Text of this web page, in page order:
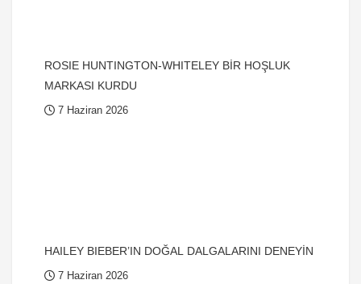
ROSIE HUNTINGTON-WHITELEY BİR HOŞLUK
MARKASI KURDU
7 Haziran 2026
HAILEY BIEBER’IN DOĞAL DALGALARINI DENEYİN
7 Haziran 2026